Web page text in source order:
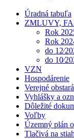
Úradná tabuľa
ZMLUVY,
Rok
Rok
do
do
VZN
Hospodárenie
Verejné
Vyhlášky a
Dôležité
Voľby
Územný plán
Tlačivá na